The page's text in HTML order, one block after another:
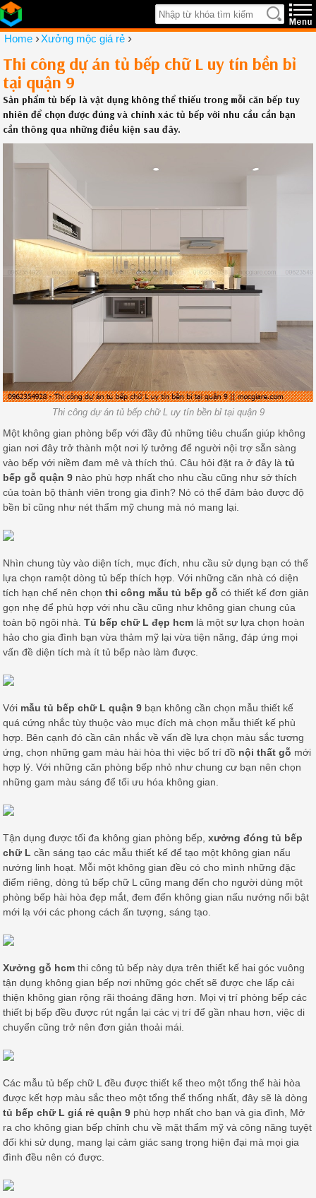
Home ›Xưởng mộc giá rẻ ›
Thi công dự án tủ bếp chữ L uy tín bền bỉ
tại quận 9
Sản phẩm tủ bếp là vật dụng không thể thiếu trong mỗi căn bếp tuy
nhiên để chọn được đúng và chính xác tủ bếp với nhu cầu cần bạn
cần thông qua những điều kiện sau đây.
Thi công dự án tủ bếp chữ L uy tín bền bỉ tại quận 9
Một không gian phòng bếp với đầy đủ những tiêu chuẩn giúp không
gian nơi đây trở thành một nơi lý tưởng để người nội trợ sẵn sàng
vào bếp với niềm đam mê và thích thú. Câu hỏi đặt ra ở đây làtủ
bếp gỗ quận 9 nào phù hợp nhất cho nhu cầu cũng như sở thích
của toàn bộ thành viên trong gia đình? Nó có thể đảm bảo được độ
bền bỉ cũng như nét thẩm mỹ chung mà nó mang lại.
Nhìn chung tùy vào diện tích, mục đích, nhu cầu sử dụng bạn có thể
lựa chọn ramột dòng tủ bếp thích hợp. Với những căn nhà có diện
tích hạn chế nên chọnthi công mẫu tủ bếp gỗ có thiết kế đơn giản
gọn nhẹ để phù hợp với nhu cầu cũng như không gian chung của
toàn bộ ngôi nhà.Tủ bếp chữ L đẹp hcm là một sự lựa chọn hoàn
hảo cho gia đình bạn vừa thảm mỹ lại vừa tiện năng, đáp ứng mọi
vấn đề diện tích mà ít tủ bếp nào làm được.
Với mẫu tủ bếp chữ L quận 9 bạn không cần chọn mẫu thiết kế
quá cứng nhắc tùy thuộc vào mục đích mà chọn mẫu thiết kế phù
hợp. Bên cạnh đó cần cân nhắc về vấn đề lựa chọn màu sắc tương
ứng, chọn những gam màu hài hòa thì việc bố trí đồ nội thất gỗ mới
hợp lý. Với những căn phòng bếp nhỏ như chung cư bạn nên chọn
những gam màu sáng để tối ưu hóa không gian.
Tận dụng được tối đa không gian phòng bếp,xưởng đóng tủ bếp
chữ L cần sáng tạo các mẫu thiết kế để tạo một không gian nấu
nướng linh hoạt. Mỗi một không gian đều có cho mình những đặc
điểm riêng, dòng tủ bếp chữ L cũng mang đến cho người dùng một
phòng bếp hài hòa đẹp mắt, đem đến không gian nấu nướng nổi bật
mới lạ với các phong cách ấn tượng, sáng tạo.
Xưởng gỗ hcm thi công tủ bếp này dựa trên thiết kế hai góc vuông
tận dụng không gian bếp nơi những góc chết sẽ được che lấp cải
thiện không gian rộng rãi thoáng đãng hơn. Mọi vị trí phòng bếp các
thiết bị bếp đều được rút ngắn lại các vị trí để gần nhau hơn, việc di
chuyển cũng trở nên đơn giản thoải mái.
Các mẫu tủ bếp chữ L đều được thiết kế theo một tổng thể hài hòa
được kết hợp màu sắc theo một tổng thể thống nhất, đây sẽ là dòng
tủ bếp chữ L giá rẻ quận 9 phù hợp nhất cho bạn và gia đình, Mở
ra cho không gian bếp chỉnh chu về mặt thẩm mỹ và công năng tuyệt
đối khi sử dụng, mang lại cảm giác sang trọng hiện đại mà mọi gia
đình đều nên có được.